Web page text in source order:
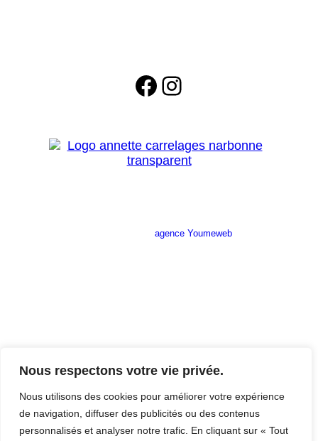
Nous respectons votre vie privée.
Nous utilisons des cookies pour améliorer votre expérience
de navigation, diffuser des publicités ou des contenus
personnalisés et analyser notre trafic. En cliquant sur « Tout
Facebook
Instagram
agence Youmeweb
Mercredi 08h30 – 12h00 / 14h00 – 18h30
Vendredi 08h30 – 12h00 / 14h00 – 17h00
Samedi Fermé
Dimanche Fermé